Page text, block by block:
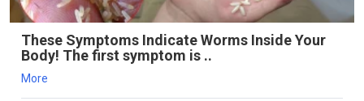
These Symptoms Indicate Worms Inside Your
Body! The first symptom is ..
More